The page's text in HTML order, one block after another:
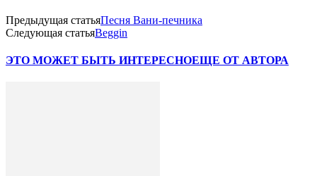
Предыдущая статьяПесня Вани-печника
Следующая статьяBeggin
ЭТО МОЖЕТ БЫТЬ ИНТЕРЕСНОЕЩЕ ОТ АВТОРА